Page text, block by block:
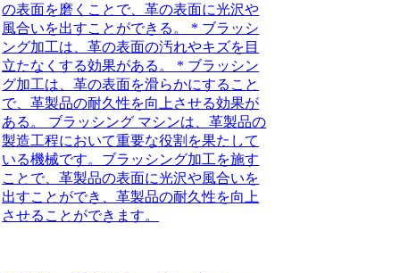
の表面を磨くことで、革の表面に光沢や
風合いを出すことができる。 * ブラッシ
ング加工は、革の表面の汚れやキズを目
立たなくする効果がある。 * ブラッシン
グ加工は、革の表面を滑らかにすること
で、革製品の耐久性を向上させる効果が
ある。 ブラッシング マシンは、革製品の
製造工程において重要な役割を果たして
いる機械です。ブラッシング加工を施す
ことで、革製品の表面に光沢や風合いを
出すことができ、革製品の耐久性を向上
させることができます。